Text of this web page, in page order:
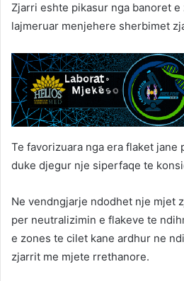
Zjarri eshte pikasur nga banoret
lajmeruar menjehere sherbimet
Te favorizuara nga era flaket jane
duke djegur nje siperfaqe te
Ne vendngjarje ndodhet nje mjet
per neutralizimin e flakeve te
e zones te cilet kane ardhur ne
zjarrit me mjete rrethanore.